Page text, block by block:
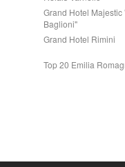
Grand Hotel Majestic
Baglioni"
Grand Hotel Rimini
Top 20 Emilia
- Rea n.557643